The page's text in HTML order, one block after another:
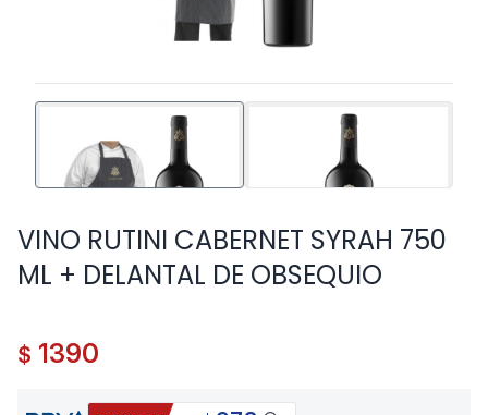
VINO RUTINI CABERNET SYRAH 750
ML + DELANTAL DE OBSEQUIO
$ 1390